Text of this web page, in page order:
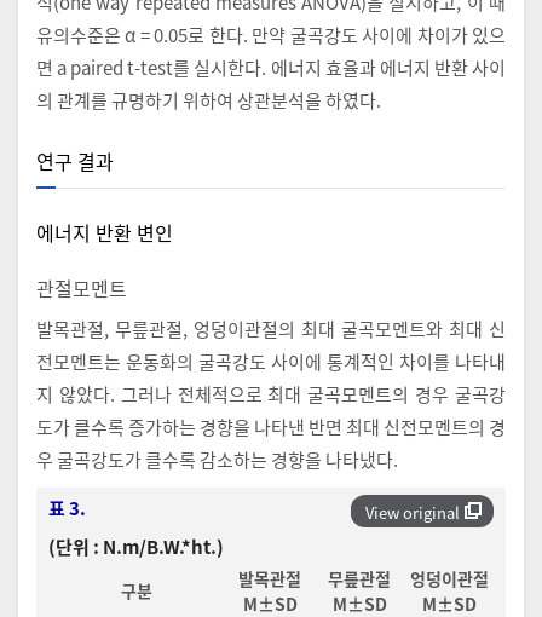
유의수준은 α = 0.05로 한다. 만약 굴곡강도 사이에 차이가 있으
면 a paired t-test를 실시한다. 에너지 효율과 에너지 반환 사이
의 관계를 규명하기 위하여 상관분석을 하였다.
연구 결과
에너지 반환 변인
관절모멘트
발목관절, 무릎관절, 엉덩이관절의 최대 굴곡모멘트와 최대 신
전모멘트는 운동화의 굴곡강도 사이에 통계적인 차이를 나타내
지 않았다. 그러나 전체적으로 최대 굴곡모멘트의 경우 굴곡강
도가 클수록 증가하는 경향을 나타낸 반면 최대 신전모멘트의 경
우 굴곡강도가 클수록 감소하는 경향을 나타냈다.
View original
표 3.
(단위 : N.m/B.W.*ht.)
구분 발목관절 무릎관절
엉덩이관절
M±SD
M±SD M±SD